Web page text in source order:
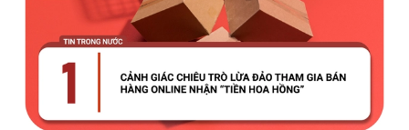
BỘ KHOA HỌC VÀ CÔNG NGHỆ
MINISTRY OF SCIENCE AND TECHNOLOGY
Điều khoản sử dụng Theo dõi MST: Góp ý